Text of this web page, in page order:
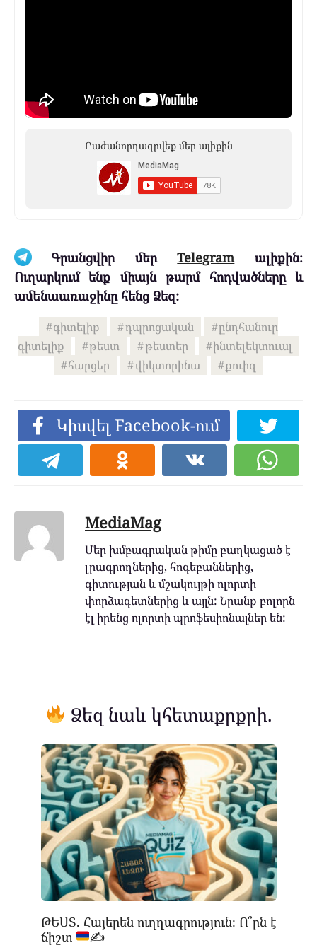
Բաժանորդագրվեք մեր ալիքին
Գրանցվիր մերTelegramալիքին։
Ուղարկում ենք միայն թարմ հոդվածները և
ամենաառաջինը հենց Ձեզ:
գիտելիք դպրոցական
ընդհանուր
գիտելիք
թեստ թեստեր
ինտելեկտուալ
հարցեր
վիկտորինա քուիզ
Կիսվել Facebook-ում
MediaMag
Մեր խմբագրական թիմը բաղկացած է
լրագրողներից, հոգեբաններից,
գիտության և մշակույթի ոլորտի
փորձագետներից և այլն: Նրանք բոլորն
էլ իրենց ոլորտի պրոֆեսիոնալներ են:
Ձեզ նաև կհետաքրքրի.
ԹԵՍՏ. Հայերեն ուղղագրություն։ Ո՞րն է
ճիշտ
✍